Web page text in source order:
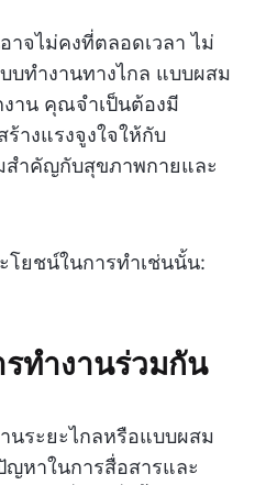
จไม่คงที่ตลอดเวลา ไม่
บทำงานทางไกล แบบผสม
าน คุณจำเป็นต้องมี
างแรงจูงใจให้กับ
สำคัญกับสุขภาพกายและ
โยชน์ในการทำเช่นนั้น:
รทำงานร่วมกัน
นระยะไกลหรือแบบผสม
หาในการสื่อสารและ